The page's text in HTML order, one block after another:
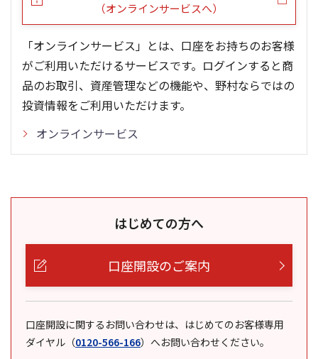
（オンラインサービスへ）
「オンラインサービス」とは、口座をお持ちのお客様
がご利用いただけるサービスです。ログインすると商
品のお取引、資産管理などの機能や、野村ならではの
投資情報をご利用いただけます。
オンラインサービス
はじめての方へ
口座開設のご案内
口座開設に関するお問い合わせは、はじめてのお客様専用
ダイヤル （0120-566-166） へお問い合わせください。